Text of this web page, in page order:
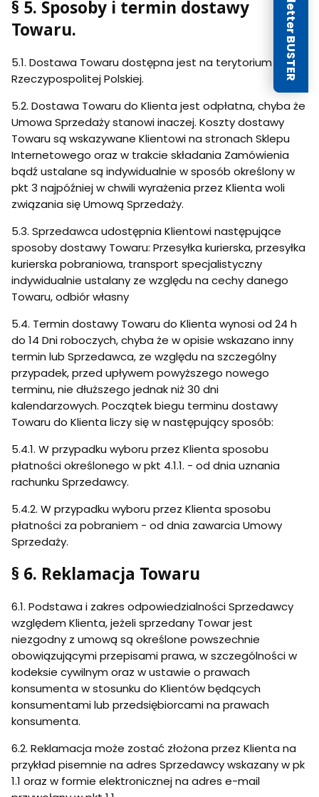
§ 5. Sposoby i termin dostawy
Towaru.
5.1. Dostawa Towaru dostępna jest na terytorium
Rzeczypospolitej Polskiej.
5.2. Dostawa Towaru do Klienta jest odpłatna, chyba że
Umowa Sprzedaży stanowi inaczej. Koszty dostawy
Towaru są wskazywane Klientowi na stronach Sklepu
Internetowego oraz w trakcie składania Zamówienia
bądź ustalane są indywidualnie w sposób określony w
pkt 3 najpóźniej w chwili wyrażenia przez Klienta woli
związania się Umową Sprzedaży.
5.3. Sprzedawca udostępnia Klientowi następujące
sposoby dostawy Towaru: Przesyłka kurierska, przesyłka
kurierska pobraniowa, transport specjalistyczny
indywidualnie ustalany ze względu na cechy danego
Towaru, odbiór własny
5.4. Termin dostawy Towaru do Klienta wynosi od 24 h
do 14 Dni roboczych, chyba że w opisie wskazano inny
termin lub Sprzedawca, ze względu na szczególny
przypadek, przed upływem powyższego nowego
terminu, nie dłuższego jednak niż 30 dni
kalendarzowych. Początek biegu terminu dostawy
Towaru do Klienta liczy się w następujący sposób:
5.4.1. W przypadku wyboru przez Klienta sposobu
płatności określonego w pkt 4.1.1. - od dnia uznania
rachunku Sprzedawcy.
5.4.2. W przypadku wyboru przez Klienta sposobu
płatności za pobraniem - od dnia zawarcia Umowy
Sprzedaży.
§ 6. Reklamacja Towaru
6.1. Podstawa i zakres odpowiedzialności Sprzedawcy
względem Klienta, jeżeli sprzedany Towar jest
niezgodny z umową są określone powszechnie
obowiązującymi przepisami prawa, w szczególności w
kodeksie cywilnym oraz w ustawie o prawach
konsumenta w stosunku do Klientów będących
konsumentami lub przedsiębiorcami na prawach
konsumenta.
6.2. Reklamacja może zostać złożona przez Klienta na
przykład pisemnie na adres Sprzedawcy wskazany w pk
1.1 oraz w formie elektronicznej na adres e-mail
Newsletter BUSTER